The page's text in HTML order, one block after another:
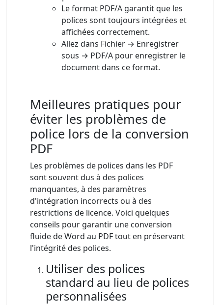
Le format PDF/A garantit que les
polices sont toujours intégrées et
affichées correctement.
Allez dans Fichier → Enregistrer
sous → PDF/A pour enregistrer le
document dans ce format.
Meilleures pratiques pour
éviter les problèmes de
police lors de la conversion
PDF
Les problèmes de polices dans les PDF
sont souvent dus à des polices
manquantes, à des paramètres
d'intégration incorrects ou à des
restrictions de licence. Voici quelques
conseils pour garantir une conversion
fluide de Word au PDF tout en préservant
l'intégrité des polices.
Utiliser des polices
standard au lieu de polices
personnalisées